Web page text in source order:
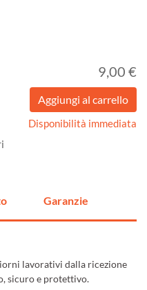
9,00 €
Disponibilità immediata
Garanzie
lavorativi dalla ricezione
sicuro e protettivo.